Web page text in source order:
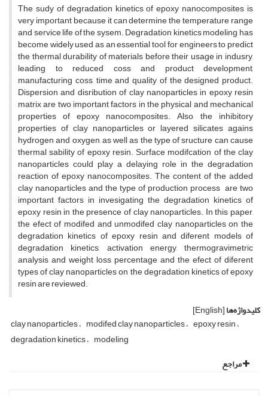
The sudy of degradation kinetics of epoxy nanocomposites is
very important because it can determine the temperature range
and service life of the sysem. Degradation kinetics modeling has
become widely used as an essential tool for engineers to predict
the thermal durability of materials before their usage in indusry,
leading to reduced coss and product development,
manufacturing coss, time and quality of the designed product.
Dispersion and disribution of clay nanoparticles in epoxy resin
matrix are two important factors in the physical and mechanical
properties of epoxy nanocomposites. Also, the inhibitory
properties of clay nanoparticles or layered silicates agains
hydrogen and oxygen, as well as the type of sructure can cause
thermal sability of epoxy resin. Surface modifcation of the clay
nanoparticles could play a delaying role in the degradation
reaction of epoxy nanocomposites. The content of the added
clay nanoparticles and the type of production process are two
important factors in invesigating the degradation kinetics of
epoxy resin in the presence of clay nanoparticles. In this paper,
the efect of modifed and unmodifed clay nanoparticles on the
degradation kinetics of epoxy resin and diferent models of
degradation kinetics, activation energy, thermogravimetric
analysis and weight loss percentage and the efect of diferent
types of clay nanoparticles on the degradation kinetics of epoxy
resin are reviewed.
کلیدواژه‌ها[English]
clay nanoparticles modifed clay nanoparticles epoxy resin
degradation kinetics modeling
مراجع